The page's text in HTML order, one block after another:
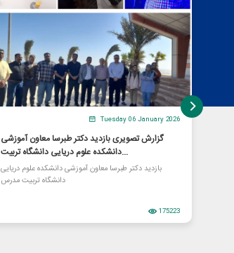
Tuesday 06 January 2026
گزارش تصویری بازدید دکتر طبرسا معاون آموزشی
دانشکده علوم دریایی دانشگاه تربیت...
بازدید دکتر طبرسا معاون آموزشی دانشکده علوم دریایی
دانشگاه تربیت مدرس
175223